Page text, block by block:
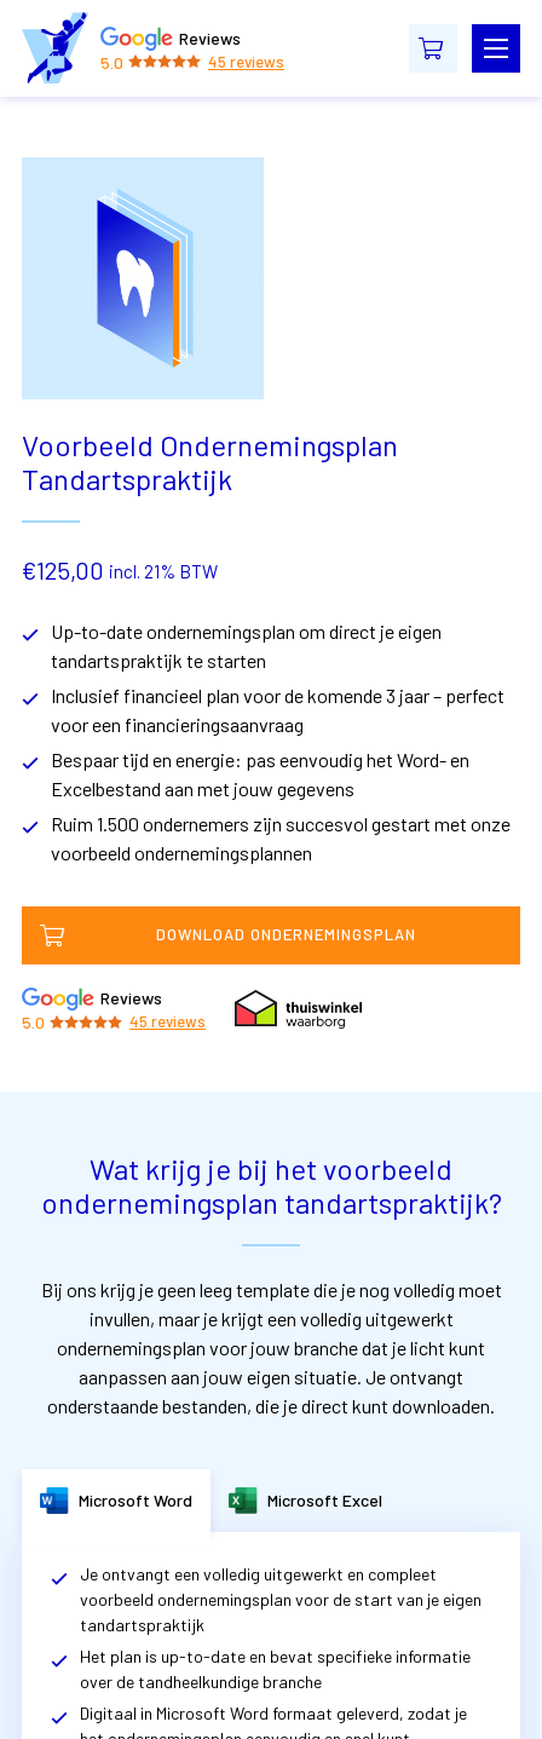
Reviews
5.0
45 reviews
Voorbeeld Ondernemingsplan
Tandartspraktijk
€125,00 incl. 21% BTW
Up-to-date ondernemingsplan om direct je eigen
tandartspraktijk te starten
Inclusief financieel plan voor de komende 3 jaar – perfect
voor een financieringsaanvraag
Bespaar tijd en energie: pas eenvoudig het Word- en
Excelbestand aan met jouw gegevens
Ruim 1.500 ondernemers zijn succesvol gestart met onze
voorbeeld ondernemingsplannen
DOWNLOAD ONDERNEMINGSPLAN
Reviews
5.0
45 reviews
Wat krijg je bij het voorbeeld
ondernemingsplan tandartspraktijk?
Bij ons krijg je geen leeg template die je nog volledig moet
invullen, maar je krijgt een volledig uitgewerkt
ondernemingsplan voor jouw branche dat je licht kunt
aanpassen aan jouw eigen situatie. Je ontvangt
onderstaande bestanden, die je direct kunt downloaden.
Microsoft Word Microsoft Excel
Je ontvangt een volledig uitgewerkt en compleet
voorbeeld ondernemingsplan voor de start van je eigen
tandartspraktijk
Het plan is up-to-date en bevat specifieke informatie
over de tandheelkundige branche
Digitaal in Microsoft Word formaat geleverd, zodat je